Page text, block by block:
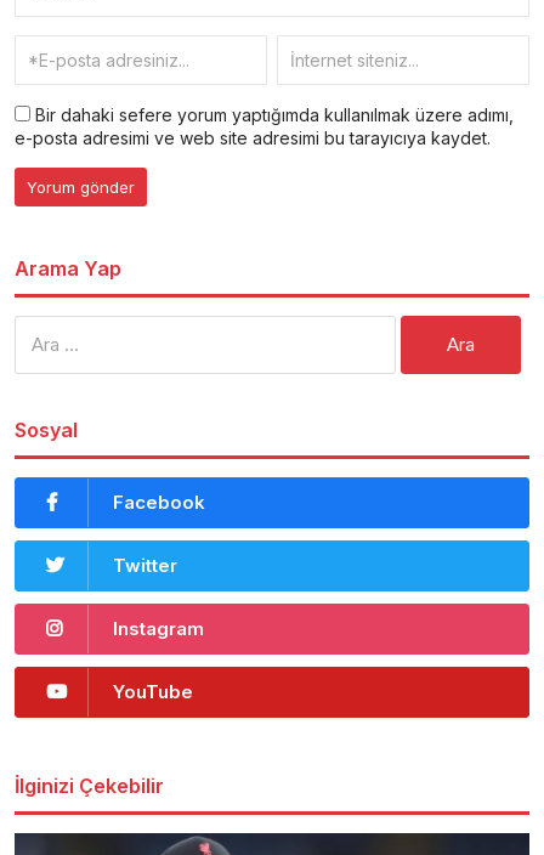
Bir dahaki sefere yorum yaptığımda kullanılmak üzere adımı,
e-posta adresimi ve web site adresimi bu tarayıcıya kaydet.
Arama Yap
Sosyal
Facebook
Twitter
Instagram
YouTube
İlginizi Çekebilir